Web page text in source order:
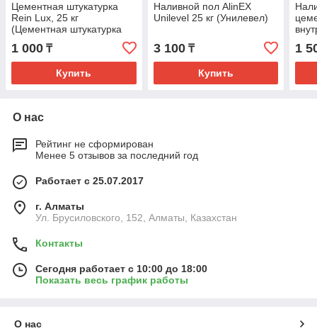
Цементная штукатурка
Rein Lux, 25 кг
(Цементная штукатурка
Рейн Люкс)
1 000 ₸
Купить
Наливной пол AlinEX
Unilevel 25 кг (Унилевел)
3 100₸
Купить
1
О нас
Рейтинг не сформирован
Менее 5 отзывов за последний год
Работает с 25.07.2017
г. Алматы
Ул. Брусиловского, 152, Алматы, Казахстан
Контакты
Сегодня работает с 10:00 до 18:00
Показать весь график работы
О нас